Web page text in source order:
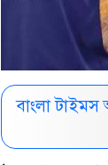
বাংলা